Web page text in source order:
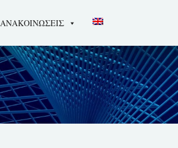
ΑΝΑΚΟΙΝΩΣΕΙΣ